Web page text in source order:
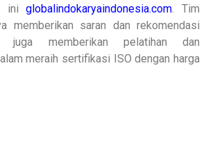
iniglobalindokaryaindonesia.com. Tim
memberikan saran dan rekomendasi
juga memberikan pelatihan dan
meraih sertifikasi ISO dengan harga